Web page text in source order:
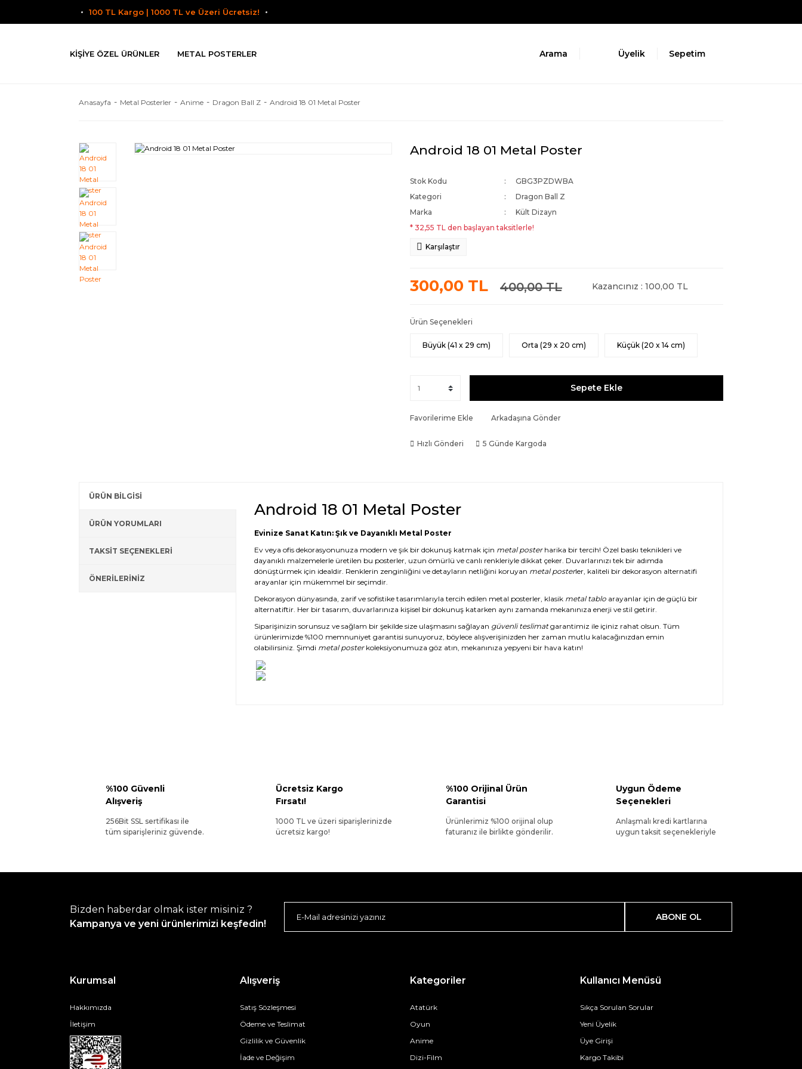
100 TL Kargo | 1000 TL ve Üzeri Ücretsiz!
KIŞIYE ÖZEL ÜRÜNLER METAL POSTERLER Arama Üyelik Sepetim
Anasayfa Metal Posterler Anime Dragon Ball Z Android 18 01 Metal Poster
Android 18 01 Metal Poster
Stok Kodu
GBG3PZDWBA
Kategori
Dragon Ball Z
Marka
Kült Dizayn
* 32,55 TL den başlayan taksitlerle!
Karşılaştır
300,00 TL 400,00 TL Kazancınız : 100,00 TL
Ürün Seçenekleri
Büyük (41 x 29 cm) Orta (29 x 20 cm) Küçük (20 x 14 cm)
Sepete Ekle
Favorilerime Ekle Arkadaşına Gönder
Hızlı Gönderi 5 Günde Kargoda
ÜRÜN BİLGİSİ
ÜRÜN YORUMLARI
TAKSİT SEÇENEKLERİ
ÖNERİLERİNİZ
Android 18 01 Metal Poster
Evinize Sanat Katın: Şık ve Dayanıklı Metal Poster
Ev veya ofis dekorasyonunuza modern ve şık bir dokunuş katmak için metal posterharika bir tercih! Özel baskı teknikleri ve
dayanıklı malzemelerle üretilen bu posterler, uzun ömürlü ve canlı renkleriyle dikkat çeker. Duvarlarınızı tek bir adımda
dönüştürmek için idealdir. Renklerin zenginliğini ve detayların netliğini koruyan metal posterler, kaliteli bir dekorasyon alternatifi
arayanlar için mükemmel bir seçimdir.
Dekorasyon dünyasında, zarif ve sofistike tasarımlarıyla tercih edilen metal posterler, klasik metal tabloarayanlar için de güçlü bir
alternatiftir. Her bir tasarım, duvarlarınıza kişisel bir dokunuş katarken aynı zamanda mekanınıza enerji ve stil getirir.
Siparişinizin sorunsuz ve sağlam bir şekilde size ulaşmasını sağlayan güvenli teslimatgarantimiz ile içiniz rahat olsun. Tüm
ürünlerimizde %100 memnuniyet garantisi sunuyoruz, böylece alışverişinizden her zaman mutlu kalacağınızdan emin
olabilirsiniz. Şimdi metal posterkoleksiyonumuza göz atın, mekanınıza yepyeni bir hava katın!
%100 Güvenli
Alışveriş
256Bit SSL sertifikası ile
tüm siparişleriniz güvende.
Ücretsiz Kargo
Fırsatı!
1000 TL ve üzeri siparişlerinizde
ücretsiz kargo!
%100 Orijinal Ürün
Garantisi
Ürünlerimiz %100 orijinal olup
faturanız ile birlikte gönderilir.
Uygun Ödeme
Seçenekleri
Anlaşmalı kredi kartlarına
uygun taksit seçenekleriyle
Bizden haberdar olmak ister misiniz ?
Kampanya ve yeni ürünlerimizi keşfedin!
ABONE OL
Kurumsal
Hakkımızda
İletişim
Alışveriş
Satış Sözleşmesi
Ödeme ve Teslimat
Gizlilik ve Güvenlik
İade ve Değişim
Kategoriler
Atatürk
Oyun
Anime
Dizi-Film
Kullanıcı Menüsü
Sıkça Sorulan Sorular
Yeni Üyelik
Üye Girişi
Kargo Takibi